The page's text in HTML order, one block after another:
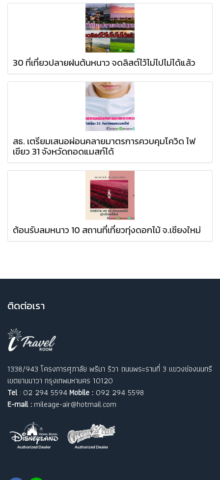
30 ที่เที่ยวปลายฝนต้นหนาว จดลิสต์ไว้ไม่ไปไม่ได้แล้ว
สธ. เตรียมเสนอผ่อนคลายมาตรการควบคุมโควิด ไฟ
เขียว 31 จังหวัดถอดแมสก์ได้
ต้อนรับลมหนาว 10 สถานที่เที่ยวทุ่งดอกไม้ จ.เชียงใหม่
ติดต่อเรา
1338/943 โครงการศุภาลัย พรีมา ริวา ถนนพระรามที่ 3 แขวงช่องนนทรี
เขตยานนาวา กรุงเทพมหานคร 10120
Tel: 02 294 5594 Mobile : 092 294 5598
E-mail : mileage-air@hotmail.com